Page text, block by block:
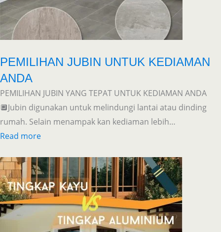
PEMILIHAN JUBIN UNTUK KEDIAMAN
ANDA
PEMILIHAN JUBIN YANG TEPAT UNTUK KEDIAMAN ANDA
🔲Jubin digunakan untuk melindungi lantai atau dinding
rumah. Selain menampak kan kediaman lebih…
Read more